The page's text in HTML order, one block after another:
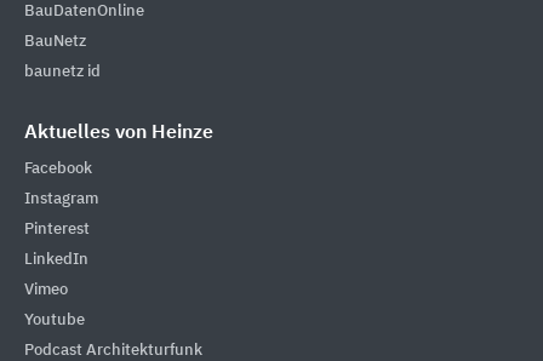
BauDatenOnline
BauNetz
baunetz id
Aktuelles von Heinze
Facebook
Instagram
Pinterest
LinkedIn
Vimeo
Youtube
Podcast Architekturfunk